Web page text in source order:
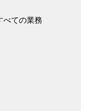
べての業務